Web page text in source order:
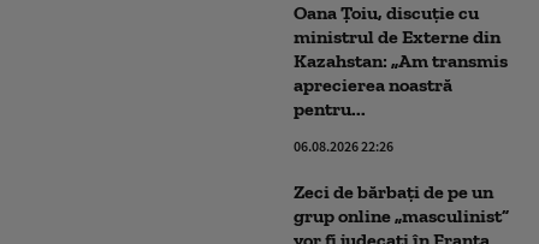
Oana Țoiu, discuție cu
ministrul de Externe din
Kazahstan: „Am transmis
aprecierea noastră
pentru...
06.08.2026 22:26
Zeci de bărbați de pe un
grup online „masculinist”